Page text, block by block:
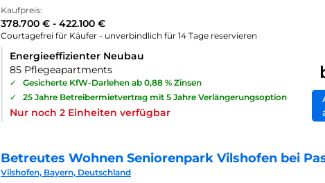
Kaufpreis:
378.700 € - 422.100 €
Courtagefrei für Käufer - unverbindlich für 14 Tage reservieren
Energieeffizienter Neubau
85 Pflegeapartments
✓
Gesicherte KfW-Darlehen ab 0,88 % Zinsen
✓
25 Jahre Betreibermietvertrag mit 5 Jahre Verlängerungsoption
Nur noch 2 Einheiten verfügbar
Betreutes Wohnen Seniorenpark Vilshofen bei
Vilshofen, Bayern, Deutschland